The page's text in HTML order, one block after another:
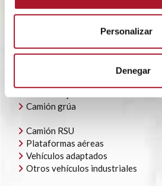
Personalizar
Denegar
CONTACTO
OFERTAS DE EMPLEO
AYUDAS AUTOCONSUMO
NUESTRA FLOTA
Todoterrenos y furgonetas
Camión grúa
Camión RSU
Plataformas aéreas
Vehículos adaptados
Otros vehículos industriales